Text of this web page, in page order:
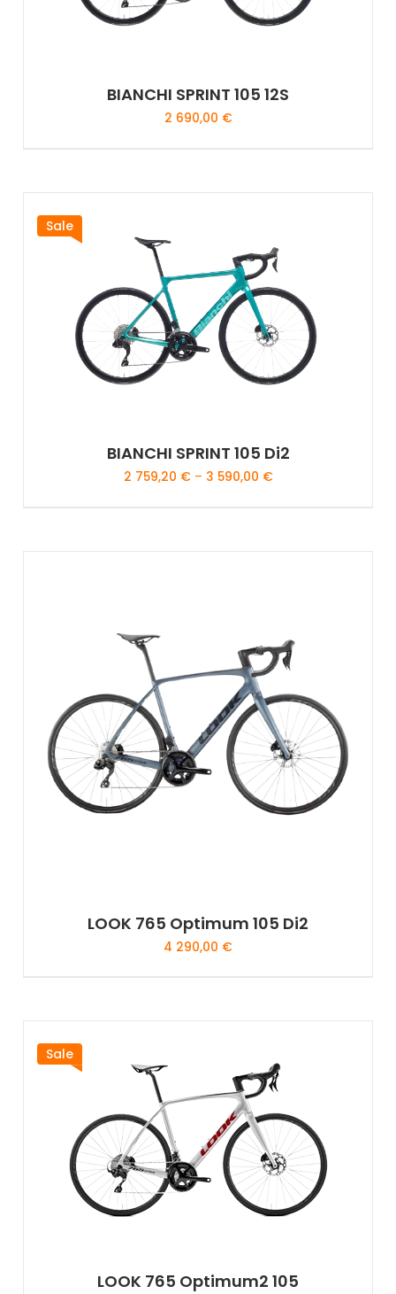
BIANCHI SPRINT 105 12S
2 690,00 €
Sale
BIANCHI SPRINT 105 Di2
2 759,20 € – 3 590,00 €
LOOK 765 Optimum 105 Di2
4 290,00 €
Sale
LOOK 765 Optimum2 105